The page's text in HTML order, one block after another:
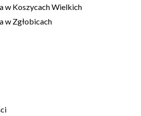
w Koszycach Wielkich
w Zgłobicach